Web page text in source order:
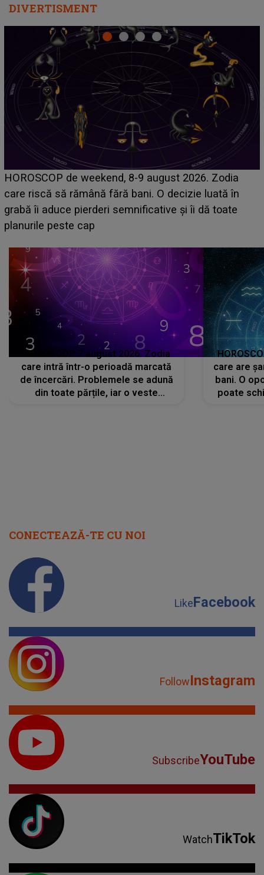
DIVERTISMENT
Emanuel a ținut ACEST DETALIU ASCUNS până
acum! În fața Alexandrei, concurentul din Casa Iubirii
face o MĂRTURISIRE NEAȘTEPTATĂ despre mama
sa: "I-am spus și ei în față, eu nu te iubesc pentru
HOROSCOP 7 august 2026. Zodia
care intră într-o perioadă marcată
de încercări. Problemele se adună
din toate părțile, iar o veste
care are
bani. O
poate
CONECTEAZĂ-TE CU NOI
LikeFacebook
FollowInstagram
SubscribeYouTube
WatchTikTok